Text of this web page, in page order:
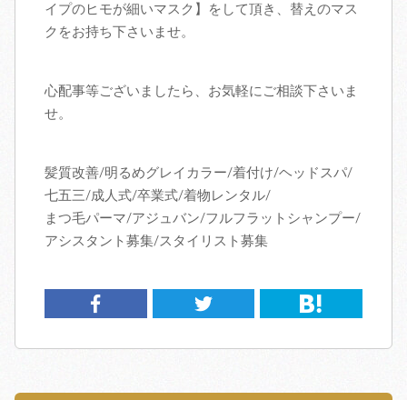
イプのヒモが細いマスク】をして頂き、替えのマス
クをお持ち下さいませ。
心配事等ございましたら、お気軽にご相談下さいま
せ。
髪質改善/明るめグレイカラー/着付け/ヘッドスパ/
七五三/成人式/卒業式/着物レンタル/
まつ毛パーマ/アジュバン/フルフラットシャンプー/
アシスタント募集/スタイリスト募集